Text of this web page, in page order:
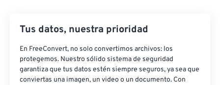
Tus datos, nuestra prioridad
En FreeConvert, no solo convertimos archivos: los
protegemos. Nuestro sólido sistema de seguridad
garantiza que tus datos estén siempre seguros, ya sea que
conviertas una imagen, un video o un documento. Con